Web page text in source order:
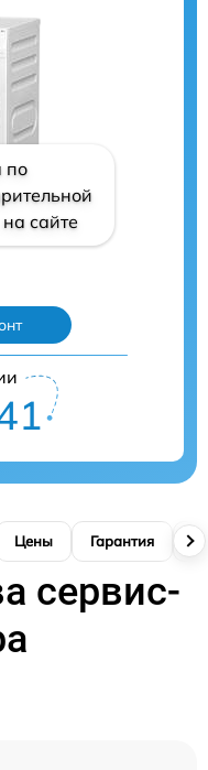
по
сайте
Цены Гарантия
сервис-